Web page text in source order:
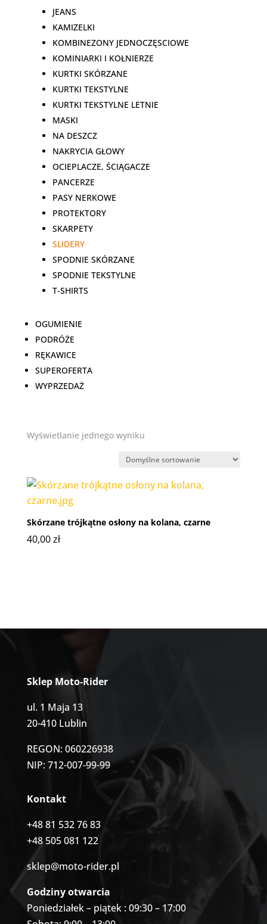
JEANS
KAMIZELKI
KOMBINEZONY JEDNOCZĘSCIOWE
KOMINIARKI I KOŁNIERZE
KURTKI SKÓRZANE
KURTKI TEKSTYLNE
KURTKI TEKSTYLNE LETNIE
MASKI
NA DESZCZ
NAKRYCIA GŁOWY
OCIEPLACZE, ŚCIĄGACZE
PANCERZE
PASY NERKOWE
PROTEKTORY
SKARPETY
SLIDERY
SPODNIE SKÓRZANE
SPODNIE TEKSTYLNE
T-SHIRTS
OGUMIENIE
PODRÓŻE
RĘKAWICE
SUPEROFERTA
WYPRZEDAŻ
Wyświetlanie jednego wyniku
Skórzane trójkątne osłony na kolana, czarne
40,00zł
Sklep Moto-Rider
ul. 1 Maja 13
20-410 Lublin
REGON: 060226938
NIP: 712-007-99-99
Kontakt
+48 81 532 76 83
+48 505 081 122
sklep@moto-rider.pl
Godziny otwarcia
Poniedziałek – piątek : 09:30 – 17:00